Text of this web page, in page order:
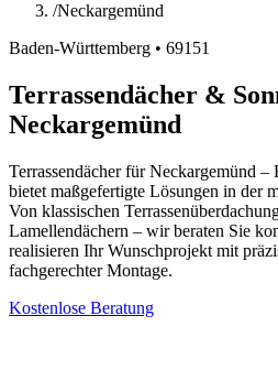
/Neckargemünd
Baden-Württemberg • 69151
Terrassendächer &
Neckargemünd
Terrassendächer für Neckargemünd
bietet maßgefertigte Lösungen in der
Von klassischen
Lamellendächern – wir beraten Sie
realisieren Ihr Wunschprojekt mit
fachgerechter Montage.
Kostenlose Beratung